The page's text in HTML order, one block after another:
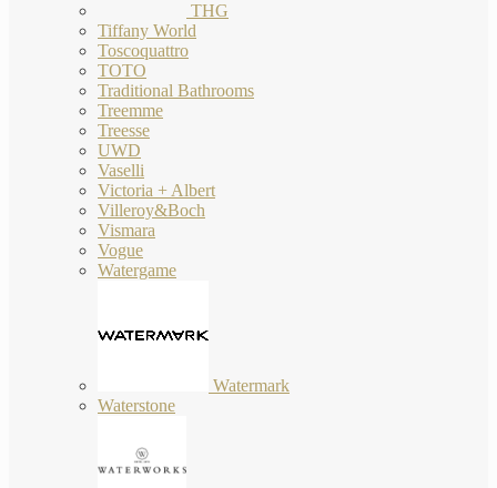
THG
Tiffany World
Toscoquattro
TOTO
Traditional Bathrooms
Treemme
Treesse
UWD
Vaselli
Victoria + Albert
Villeroy&Boch
Vismara
Vogue
Watergame
Watermark
Waterstone